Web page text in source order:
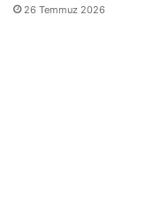
26 Temmuz 2026